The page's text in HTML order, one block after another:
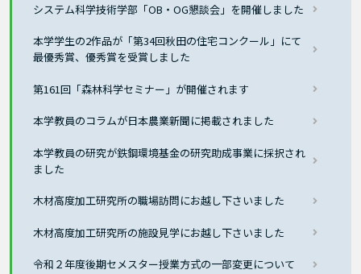
システム科学技術学部「OB・OG懇談会」を開催しました
本学学生の2作品が「第34回秋田の住宅コンクール」にて
最優秀賞、優秀賞を受賞しました
第161回「森林科学セミナー」が開催されます
本学教員のコラムが日本農業新聞に掲載されました
本学教員の研究が鉄鋼環境基金の研究助成事業に採択され
ました
木材高度加工研究所の職場訪問にお越し下さいました
木材高度加工研究所の施設見学にお越し下さいました
令和２年度後期セメスター授業方式の一部変更について